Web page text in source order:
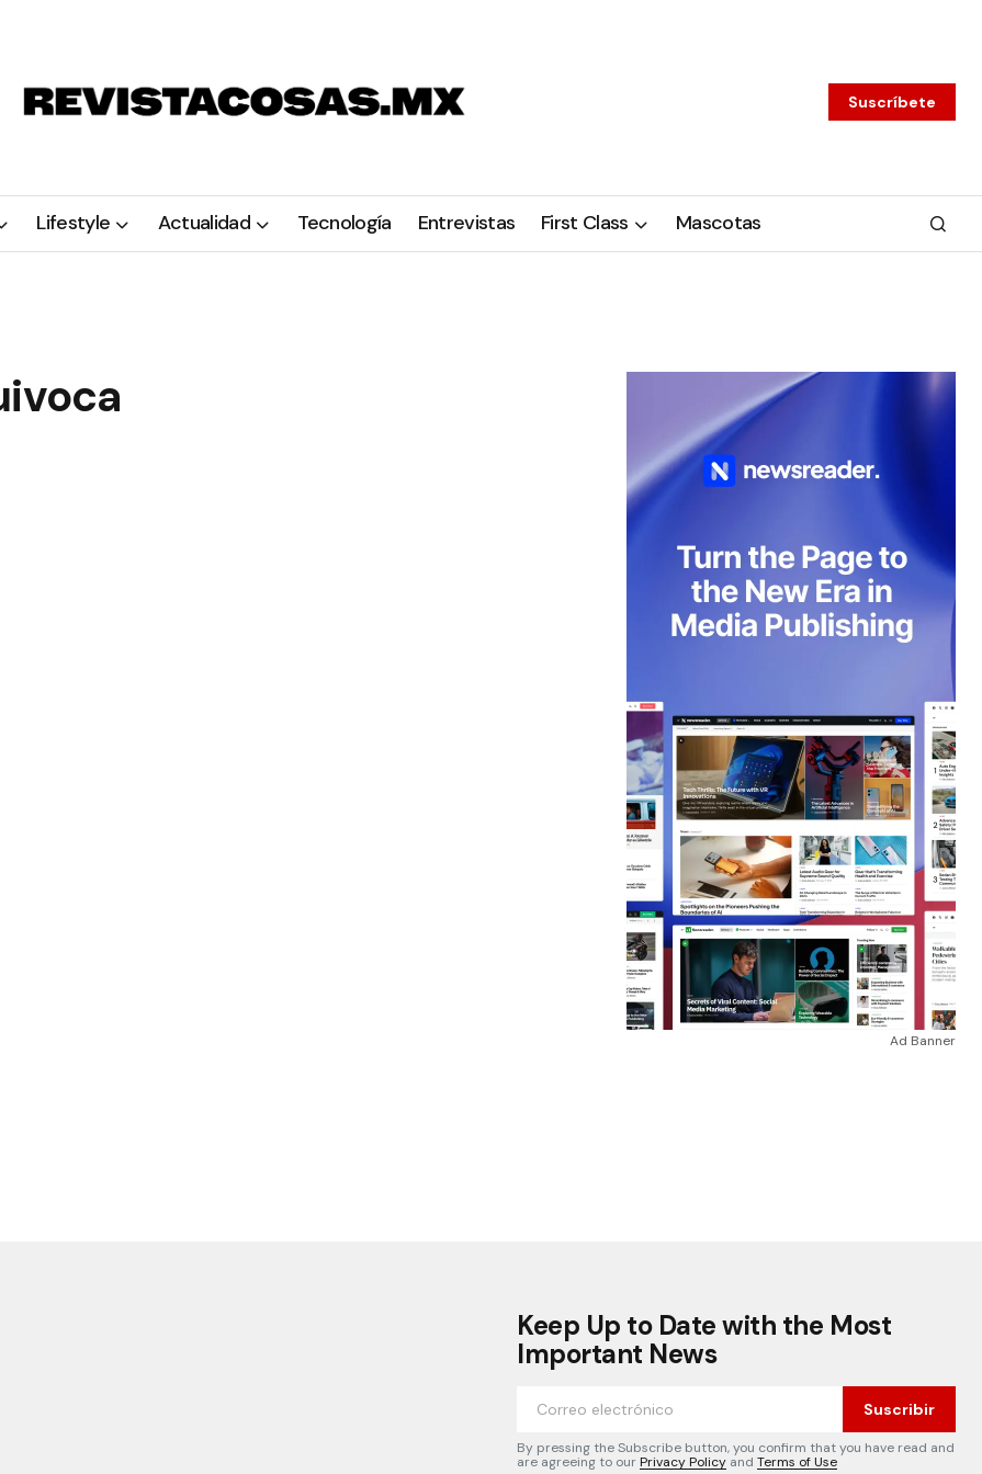
Suscríbete
Lifestyle Actualidad Tecnología Entrevistas First Class Mascotas
Ad Banner
Keep Up to Date with the Most
Important News
Suscribir
By pressing the Subscribe button, you confirm that you have read and
are agreeing to ourPrivacy Policy and Terms of Use